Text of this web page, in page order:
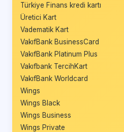
Türkiye Finans kredi kartı
Üretici Kart
Vadematik Kart
VakıfBank BusinessCard
VakıfBank Platinum Plus
Vakıfbank TercihKart
VakıfBank Worldcard
Wings
Wings Black
Wings Business
Wings Private